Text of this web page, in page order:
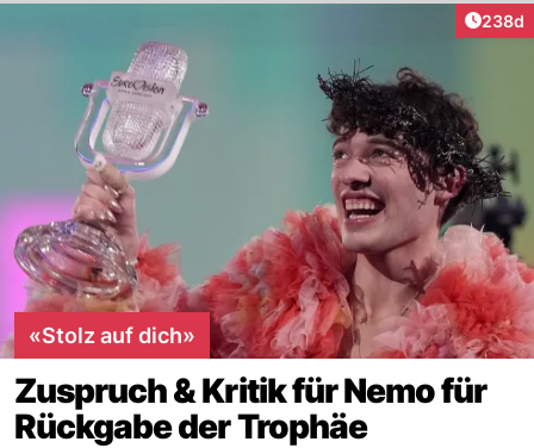
238d
«Stolz auf dich»
Zuspruch & Kritik für Nemo für
Rückgabe der Trophäe